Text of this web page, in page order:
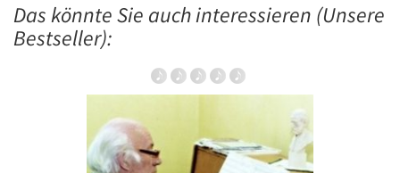
Das könnte Sie auch interessieren (Unsere
Bestseller):